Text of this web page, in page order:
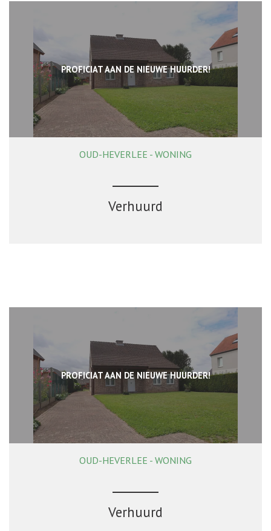
PROFICIAT AAN DE NIEUWE HUURDER!
168 m² 2 1
OUD-HEVERLEE - WONING
Verhuurd
PROFICIAT AAN DE NIEUWE HUURDER!
168 m² 2 1
OUD-HEVERLEE - WONING
Verhuurd